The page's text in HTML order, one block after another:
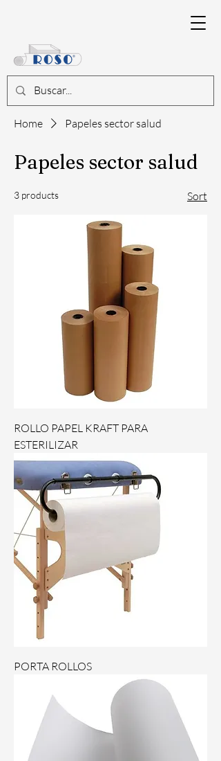
Home Papeles sector salud
Papeles sector salud
3 products Sort
ROLLO PAPEL KRAFT PARA
ESTERILIZAR
PORTA ROLLOS